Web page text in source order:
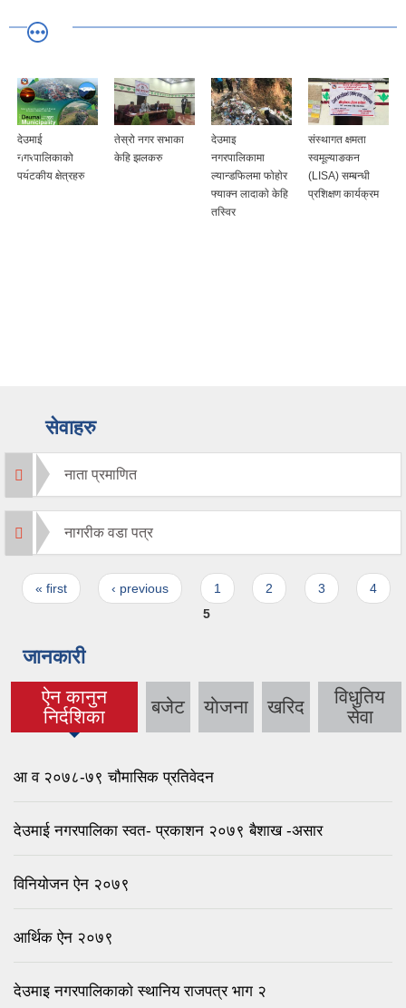
देउमाई
नगरपालिकाको
पर्यटकीय क्षेत्रहरु
तेस्रो नगर सभाका
केहि झलकरु
देउमाइ
नगरपालिकामा
ल्यान्डफिलमा फाेहाेर
फ्याक्न लादाकाे केहि
तस्विर
संस्थागत क्षमता
स्वमूल्याङकन
(LISA) सम्बन्धी
प्रशिक्षण कार्यक्रम
सेवाहरु
नाता प्रमाणित
नागरीक वडा पत्र
Pages
« first ‹ previous 1 2 3
4
5
जानकारी
ऐन कानुन
निर्दशिका
(active tab) बजेट याेजना खरिद
विधुतिय
सेवा
आ व २०७८-७९ चौमासिक प्रतिवेदन
देउमाई नगरपालिका स्वत- प्रकाशन २०७९ बैशाख -असार
विनियोजन ऐन २०७९
आर्थिक ऐन २०७९
देउमाइ नगरपालिकाकाे स्थानिय राजपत्र भाग २